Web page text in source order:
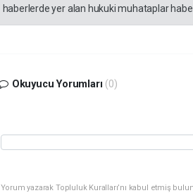
haberlerde yer alan hukuki muhataplar
Okuyucu Yorumları (0)
Yorum yazarak Topluluk Kuralları’nı kabul etmiş